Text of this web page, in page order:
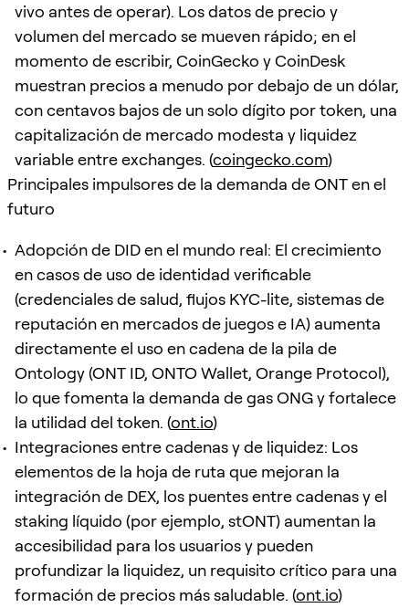
vivo antes de operar). Los datos de precio y
volumen del mercado se mueven rápido; en el
momento de escribir, CoinGecko y CoinDesk
muestran precios a menudo por debajo de un dólar,
con centavos bajos de un solo dígito por token, una
capitalización de mercado modesta y liquidez
variable entre exchanges. (coingecko.com)
Principales impulsores de la demanda de ONT en el
futuro
Adopción de DID en el mundo real: El crecimiento
en casos de uso de identidad verificable
(credenciales de salud, flujos KYC-lite, sistemas de
reputación en mercados de juegos e IA) aumenta
directamente el uso en cadena de la pila de
Ontology (ONT ID, ONTO Wallet, Orange Protocol),
lo que fomenta la demanda de gas ONG y fortalece
la utilidad del token. (ont.io)
Integraciones entre cadenas y de liquidez: Los
elementos de la hoja de ruta que mejoran la
integración de DEX, los puentes entre cadenas y el
staking líquido (por ejemplo, stONT) aumentan la
accesibilidad para los usuarios y pueden
profundizar la liquidez, un requisito crítico para una
formación de precios más saludable. (ont.io)